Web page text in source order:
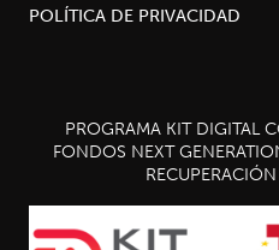
POLÍTICA DE PRIVACIDAD
PROGRAMA KIT DIGITAL
FONDOS NEXT